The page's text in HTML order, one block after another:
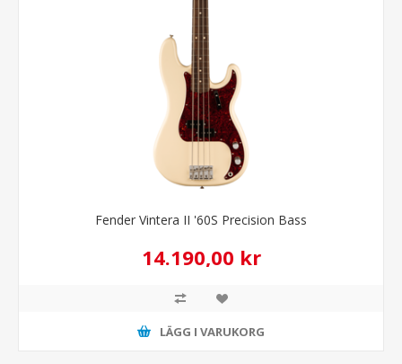
Fender Vintera II '60S Precision Bass
14.190,00 kr
LÄGG I VARUKORG